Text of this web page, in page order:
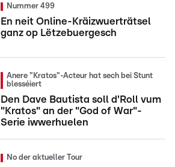
Nummer 499
En neit Online-Kräizwuerträtsel
ganz op Lëtzebuergesch
Anere "Kratos"-Acteur hat sech bei Stunt
blesséiert
Den Dave Bautista soll d'Roll vum
"Kratos" an der "God of War"-
Serie iwwerhuelen
No der aktueller Tour